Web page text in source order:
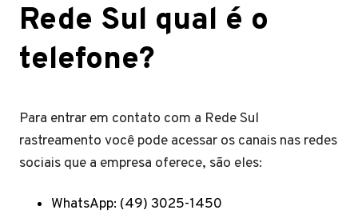
Rede Sul qual é o
telefone?
Para entrar em contato com a Rede Sul
rastreamento você pode acessar os canais nas redes
sociais que a empresa oferece, são eles:
WhatsApp: (49) 3025-1450